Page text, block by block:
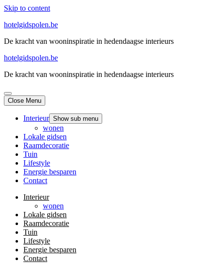
Skip to content
hotelgidspolen.be
De kracht van wooninspiratie in hedendaagse interieurs
hotelgidspolen.be
De kracht van wooninspiratie in hedendaagse interieurs
Close Menu
Interieur Show sub menu
wonen
Lokale gidsen
Raamdecoratie
Tuin
Lifestyle
Energie besparen
Contact
Interieur
wonen
Lokale gidsen
Raamdecoratie
Tuin
Lifestyle
Energie besparen
Contact